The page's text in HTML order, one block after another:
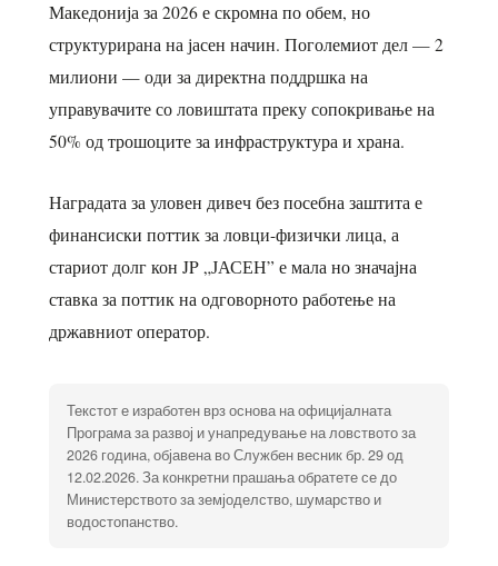
Македонија за 2026 е скромна по обем, но
структурирана на јасен начин. Поголемиот дел — 2
милиони — оди за директна поддршка на
управувачите со ловиштата преку сопокривање на
50% од трошоците за инфраструктура и храна.
Наградата за уловен дивеч без посебна заштита е
финансиски поттик за ловци-физички лица, а
стариот долг кон JP „ЈАСЕН” е мала но значајна
ставка за поттик на одговорното работење на
државниот оператор.
Текстот е изработен врз основа на официјалната
Програма за развој и унапредување на ловството за
2026 година, објавена во Службен весник бр. 29 од
12.02.2026. За конкретни прашања обратете се до
Министерството за земјоделство, шумарство и
водостопанство.